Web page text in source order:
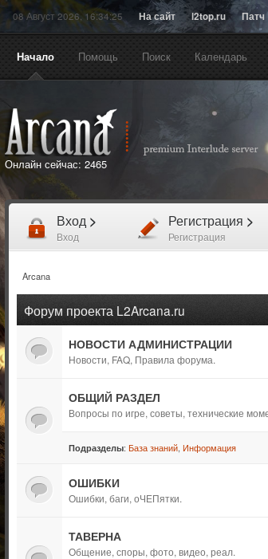
08 Август 2026, 16:34:25 На сайт l2top.ru Патч
Начало Помощь Поиск Календарь
Онлайн сейчас: 2465
Вход >
Вход
Регистрация >
Регистрация
Arcana
Форум проекта L2Arcana.ru
НОВОСТИ АДМИНИСТРАЦИИ
Новости, FAQ, Правила форума.
ОБЩИЙ РАЗДЕЛ
Вопросы по игре, советы, технические
Подразделы: База знаний Информация
ОШИБКИ
Ошибки, баги, оЧЕПятки.
ТАВЕРНА
Общение, споры, фото, видео, реал.